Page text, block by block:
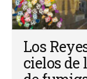
Los
cielos de